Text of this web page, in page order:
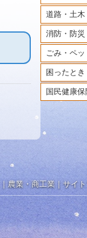
道路・土木
消防・防災
ごみ・ペ
困ったとき
国民健康
｜ 農業・商工業 ｜ サイ